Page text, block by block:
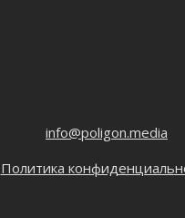
info@poligon.media
Политика